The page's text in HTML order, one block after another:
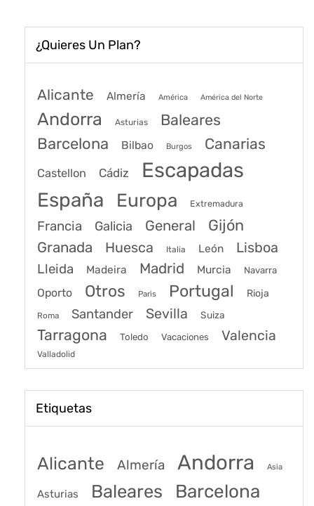
¿Quieres Un Plan?
Alicante Almería América América del Norte
Andorra Asturias Baleares
Barcelona Bilbao Burgos Canarias
Castellon Cádiz Escapadas
España Europa Extremadura
Francia Galicia General Gijón
Granada Huesca Italia León Lisboa
Lleida Madeira Madrid Murcia Navarra
Oporto Otros Paris Portugal Rioja
Roma Santander Sevilla Suiza
Tarragona Toledo Vacaciones Valencia
Valladolid
Etiquetas
Alicante Almería Andorra Asia
Asturias Baleares Barcelona